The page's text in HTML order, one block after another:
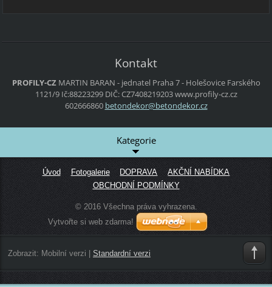
Kontakt
PROFILY-CZ MARTIN BARAN - jednatel Praha 7 - HolešoviceFarského
1121/9Ič:88223299 DIČ: CZ7408219203www.profily-cz.cz
602666860 betondekor@betondekor.cz
Kategorie
Úvod Fotogalerie DOPRAVA
AKČNÍ NABÍDKA
OBCHODNÍ PODMÍNKY
© 2016 Všechna práva vyhrazena.
Vytvořte si web zdarma!
Zobrazit: Mobilní verzi Standardní verzi